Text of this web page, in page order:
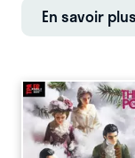
En savoir plus